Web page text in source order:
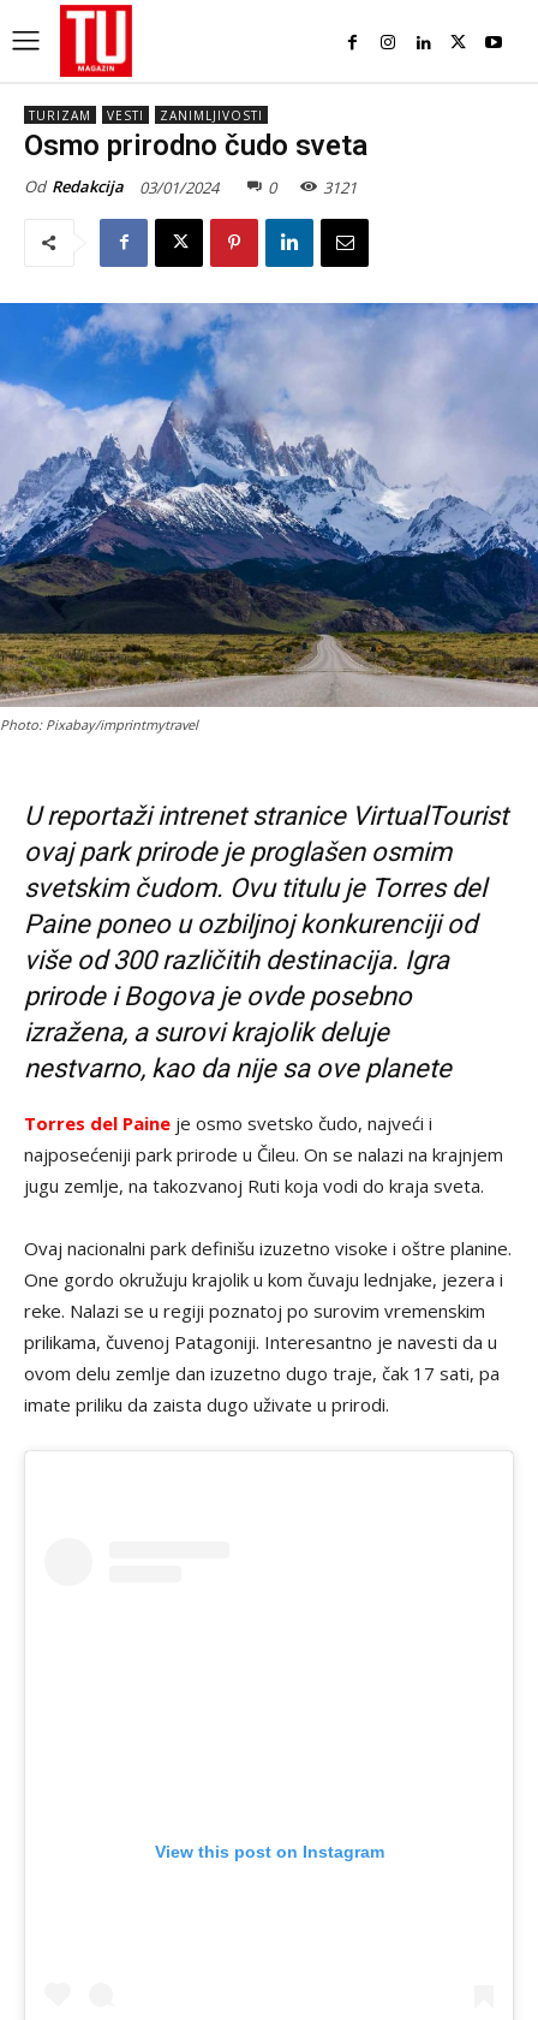
TURIZAM VESTI ZANIMLJIVOSTI
Osmo prirodno čudo sveta
Od Redakcija 03/01/2024 0 3121
Photo: Pixabay/imprintmytravel
U reportaži intrenet stranice VirtualTourist
ovaj park prirode je proglašen osmim
svetskim čudom. Ovu titulu je Torres del
Paine poneo u ozbiljnoj konkurenciji od
više od 300 različitih destinacija. Igra
prirode i Bogova je ovde posebno
izražena, a surovi krajolik deluje
nestvarno, kao da nije sa ove planete
Torres del Paine je osmo svetsko čudo, najveći i
najposećeniji park prirode u Čileu. On se nalazi na krajnjem
jugu zemlje, na takozvanoj Ruti koja vodi do kraja sveta.
Ovaj nacionalni park definišu izuzetno visoke i oštre planine.
One gordo okružuju krajolik u kom čuvaju lednjake, jezera i
reke. Nalazi se u regiji poznatoj po surovim vremenskim
prilikama, čuvenoj Patagoniji. Interesantno je navesti da u
ovom delu zemlje dan izuzetno dugo traje, čak 17 sati, pa
imate priliku da zaista dugo uživate u prirodi.
View this post on Instagram